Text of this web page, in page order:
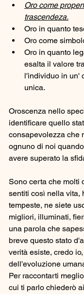
Oro come
trascendeza.
Oro in quanto
Oro come
Oro in quanto
esalta il valore
l'individuo in un'
unica.
Oroscenza nello
identificare quello
consapevolezza che
ognuno di noi
avere superato la
Sono certa che molti
sentiti così nella vita,
tempeste, ne siete
migliori, illuminati,
una parola che
breve questo stato
verità esiste, credo
dell'evoluzione
Per raccontarti
cui ti parlo chiederò